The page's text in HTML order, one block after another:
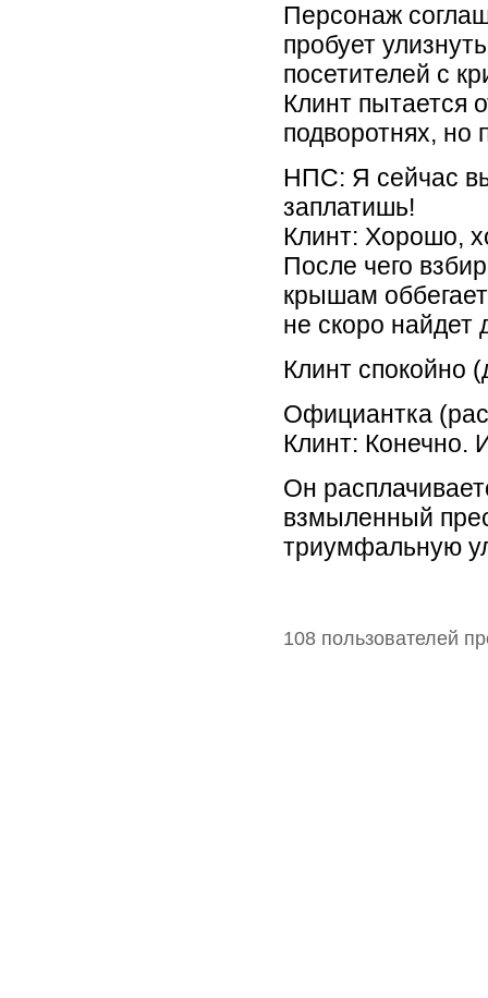
Персонаж
пробует
посетителей с
Клинт пытается
подворотнях, но
НПС: Я сейчас
заплатишь!
Клинт: Хорошо,
После чего
крышам
не скоро найдет
Клинт спокойно
Официантка
Клинт: Конечно.
Он
взмыленный
триумфальную
108 пользователей